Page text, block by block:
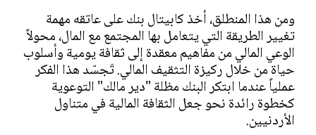
ومن هذا المنطلق، أخذ كابيتال بنك على عاتقه مهمة
تغيير الطريقة التي يتعامل بها المجتمع مع المال، محولاً
الوعي المالي من مفاهيم معقدة إلى ثقافة يومية وأسلوب
حياة من خلال ركيزة التثقيف المالي. تَجسّد هذا الفكر
عملياً عندما ابتكر البنك مظلة "دير مالك" التوعوية
كخطوة رائدة نحو جعل الثقافة المالية في متناول
الأردنيين.